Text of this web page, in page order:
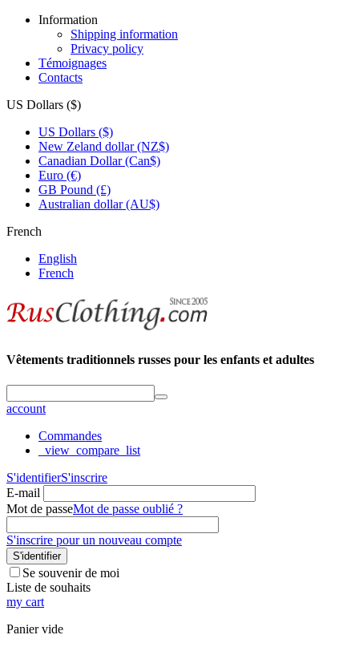
Information
Shipping information
Privacy policy
Témoignages
Contacts
US Dollars ($)
US Dollars ($)
New Zeland dollar (NZ$)
Canadian Dollar (Can$)
Euro (€)
GB Pound (£)
Australian dollar (AU$)
French
English
French
Vêtements traditionnels russes pour les enfants et adultes
account
Commandes
_view_compare_list
S'identifierS'inscrire
E-mail
Mot de passeMot de passe oublié ?
S'inscrire pour un nouveau compte
S'identifier
Se souvenir de moi
Liste de souhaits
my cart
Panier vide